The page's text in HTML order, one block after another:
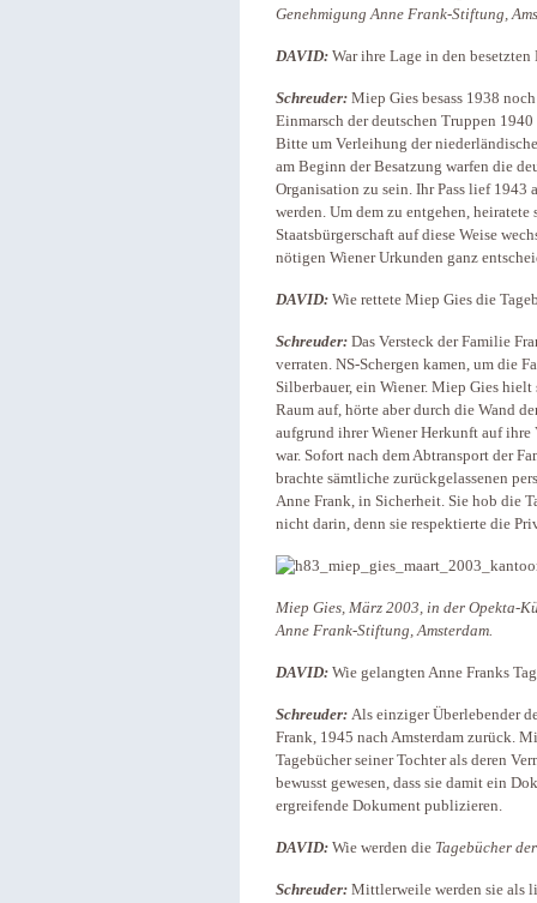
Genehmigung Anne Frank-Stiftung,
DAVID: War ihre Lage in den
Schreuder: Miep Gies besass 1938
Einmarsch der deutschen Truppen
Bitte um Verleihung der
am Beginn der Besatzung warfen die
Organisation zu sein. Ihr Pass lief 1943
werden. Um dem zu entgehen,
Staatsbürgerschaft auf diese Weise
nötigen Wiener Urkunden ganz
DAVID: Wie rettete Miep Gies die
Schreuder: Das Versteck der Familie
verraten. NS-Schergen kamen, um die
Silberbauer, ein Wiener. Miep Gies
Raum auf, hörte aber durch die Wand
aufgrund ihrer Wiener Herkunft auf
war. Sofort nach dem Abtransport der
brachte sämtliche zurückgelassenen
Anne Frank, in Sicherheit. Sie hob die
nicht darin, denn sie respektierte die
Miep Gies, März 2003, in der Opekta-
Anne Frank-Stiftung, Amsterdam.
DAVID: Wie gelangten Anne Franks
Schreuder: Als einziger Überlebender
Frank, 1945 nach Amsterdam zurück.
Tagebücher seiner Tochter als deren
bewusst gewesen, dass sie damit ein
ergreifende Dokument publizieren.
DAVID: Wie werden die Tagebücher
Schreuder: Mittlerweile werden sie als